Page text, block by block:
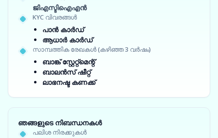
ജിഎസ്ടിഐഎൻ
KYC വിവരങ്ങൾ
പാൻ കാർഡ്
ആധാർ കാർഡ്
സാമ്പത്തിക രേഖകൾ (കഴിഞ്ഞ 3 വർഷം)
ബാങ്ക് സ്റ്റേറ്റ്‌മെന്റ്
ബാലൻസ് ഷീറ്റ്
ലാഭനഷ്ട കണക്ക്
ഞങ്ങളുടെ നിബന്ധനകൾ
പലിശ നിരക്കുകൾ